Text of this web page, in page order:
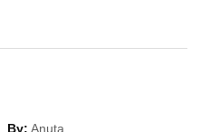
By: Anuta